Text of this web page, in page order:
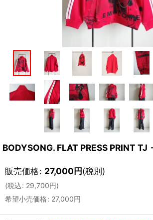
BODYSONG. FLAT PRESS PRINT TJ
販売価格: 27,000円(税別)
(税込: 29,700円)
希望小売価格: 27,000円